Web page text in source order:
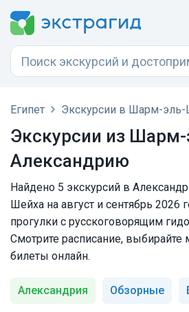
Египет Экскурсии в Шарм-
Экскурсии из
Александрию
Найдено 5 экскурсий в
Шейха на август и сентябрь 2026
прогулки с русскоговорящим
Смотрите расписание, выбирайте
билеты онлайн.
Александрия Обзорные